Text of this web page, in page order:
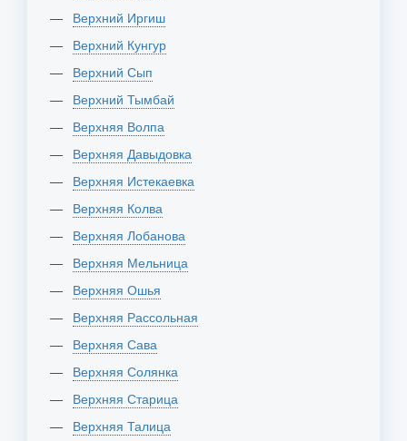
Верхний Иргиш
Верхний Кунгур
Верхний Сып
Верхний Тымбай
Верхняя Волпа
Верхняя Давыдовка
Верхняя Истекаевка
Верхняя Колва
Верхняя Лобанова
Верхняя Мельница
Верхняя Ошья
Верхняя Рассольная
Верхняя Сава
Верхняя Солянка
Верхняя Старица
Верхняя Талица